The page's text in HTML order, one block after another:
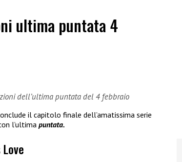
ultima puntata 4
dell’ultima puntata del 4 febbraio
il capitolo finale dell’amatissima serie
l’ultima puntata.